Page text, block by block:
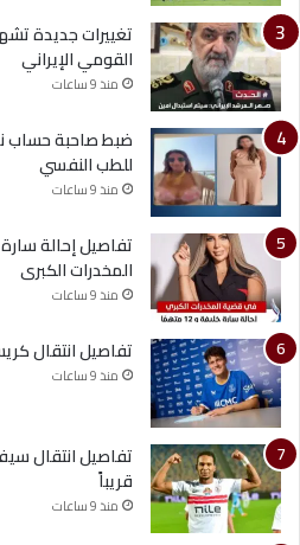
تغييرات جديدة
القومي الإيراني
منذ 9 ساعات
ضبط صاحبة حساب
للطب النفسي
منذ 9 ساعات
تفاصيل إحالة
المخدرات الكبرى
منذ 9 ساعات
تفاصيل انتقال
منذ 9 ساعات
تفاصيل انتقال
قريباً
منذ 9 ساعات